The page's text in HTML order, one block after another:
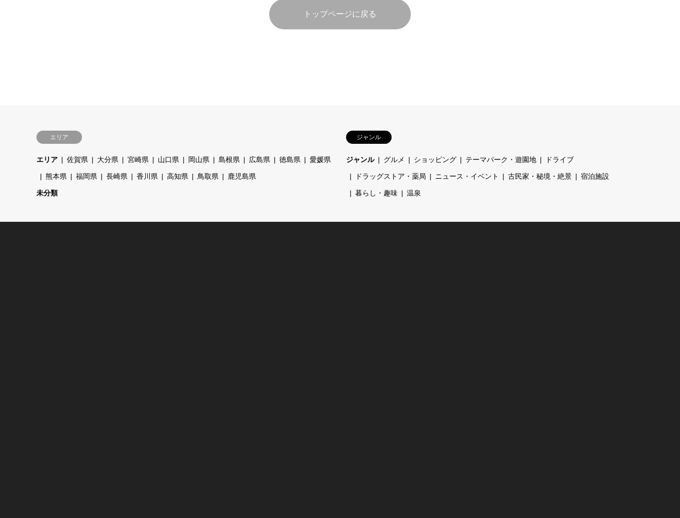
トップページに戻る
エリア
エリア 佐賀県 大分県 宮崎県 山口県 岡山県 島根県 広島県 徳島県 愛媛県
熊本県 福岡県 長崎県 香川県 高知県 鳥取県 鹿児島県
未分類
ジャンル
ジャンル グルメ ショッピング テーマパーク・遊園地 ドライブ
ドラッグストア・薬局 ニュース・イベント 古民家・秘境・絶景 宿泊施設
暮らし・趣味 温泉